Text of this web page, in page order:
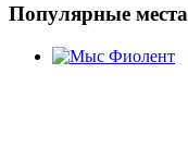
Популярные места